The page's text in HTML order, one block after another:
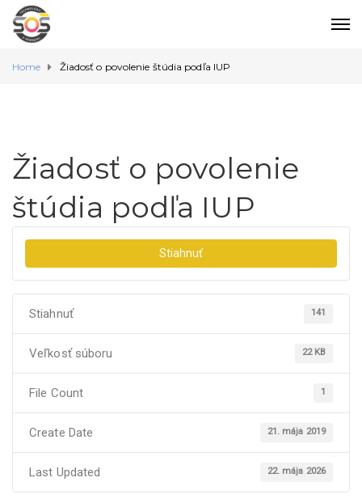
Home Žiadosť o povolenie štúdia podľa IUP
Žiadosť o povolenie
štúdia podľa IUP
Stiahnuť
Stiahnuť 141
Veľkosť súboru 22 KB
File Count 1
Create Date 21. mája 2019
Last Updated 22. mája 2026